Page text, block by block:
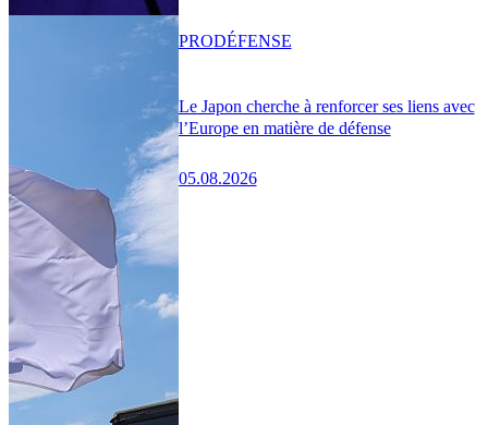
Le Japon cherche à renforcer ses liens avec
l’Europe en matière de défense
05.08.2026
PRODÉFENSE